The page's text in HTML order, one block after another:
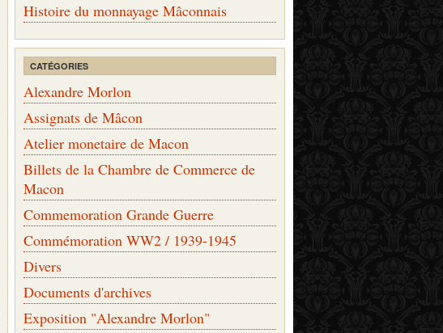
Histoire du monnayage Mâconnais
CATÉGORIES
Alexandre Morlon
Assignats de Mâcon
Atelier monetaire de Macon
Billets de la Chambre de Commerce de
Macon
Commemoration Grande Guerre
Commémoration WW2 / 1939-1945
Divers
Documents d'archives
Exposition "Alexandre Morlon"